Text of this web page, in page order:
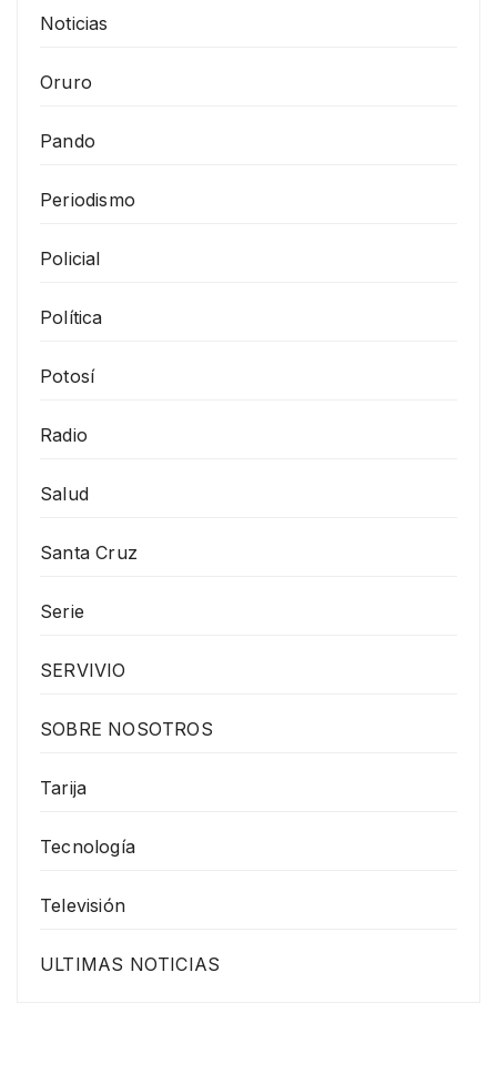
Noticias
Oruro
Pando
Periodismo
Policial
Política
Potosí
Radio
Salud
Santa Cruz
Serie
SERVIVIO
SOBRE NOSOTROS
Tarija
Tecnología
Televisión
ULTIMAS NOTICIAS